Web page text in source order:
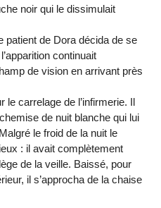
noir qui le dissimulait
patient de Dora décida de se
continuait
de vision en arrivant près
carrelage de l’infirmerie. Il
de nuit blanche qui lui
le froid de la nuit le
: il avait complètement
de la veille. Baissé, pour
il s’approcha de la chaise